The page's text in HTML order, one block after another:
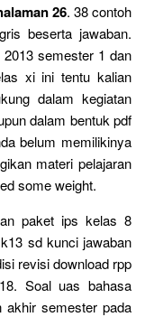
26. 38 contoh
beserta jawaban.
semester 1 dan
xi ini tentu kalian
dalam kegiatan
dalam bentuk pdf
belum memilikinya
materi pelajaran
some weight.
paket ips kelas 8
sd kunci jawaban
revisi download rpp
Soal uas bahasa
akhir semester pada